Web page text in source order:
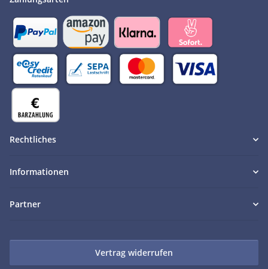
Rechtliches
Informationen
Partner
Vertrag widerrufen